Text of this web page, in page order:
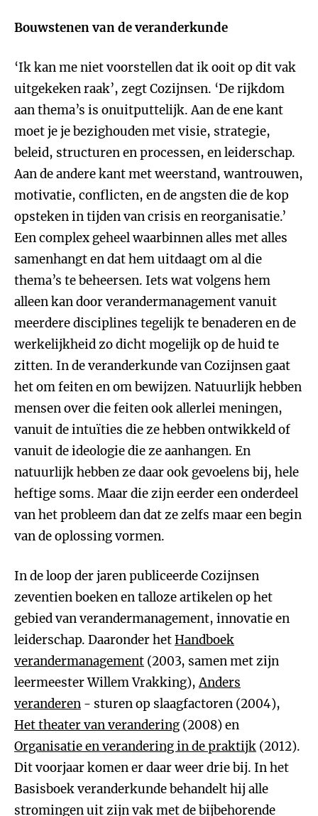
Bouwstenen van de veranderkunde
‘Ik kan me niet voorstellen dat ik ooit op dit vak
uitgekeken raak’, zegt Cozijnsen. ‘De rijkdom
aan thema’s is onuitputtelijk. Aan de ene kant
moet je je bezighouden met visie, strategie,
beleid, structuren en processen, en leiderschap.
Aan de andere kant met weerstand, wantrouwen,
motivatie, conflicten, en de angsten die de kop
opsteken in tijden van crisis en reorganisatie.’
Een complex geheel waarbinnen alles met alles
samenhangt en dat hem uitdaagt om al die
thema’s te beheersen. Iets wat volgens hem
alleen kan door verandermanagement vanuit
meerdere disciplines tegelijk te benaderen en de
werkelijkheid zo dicht mogelijk op de huid te
zitten. In de veranderkunde van Cozijnsen gaat
het om feiten en om bewijzen. Natuurlijk hebben
mensen over die feiten ook allerlei meningen,
vanuit de intuïties die ze hebben ontwikkeld of
vanuit de ideologie die ze aanhangen. En
natuurlijk hebben ze daar ook gevoelens bij, hele
heftige soms. Maar die zijn eerder een onderdeel
van het probleem dan dat ze zelfs maar een begin
van de oplossing vormen.
In de loop der jaren publiceerde Cozijnsen
zeventien boeken en talloze artikelen op het
gebied van verandermanagement, innovatie en
leiderschap. Daaronder hetHandboek
verandermanagement (2003, samen met zijn
leermeester Willem Vrakking),Anders
veranderen - sturen op slaagfactoren (2004),
Het theater van verandering (2008) en
Organisatie en verandering in de praktijk (2012).
Dit voorjaar komen er daar weer drie bij. In het
Basisboek veranderkunde behandelt hij alle
stromingen uit zijn vak met de bijbehorende